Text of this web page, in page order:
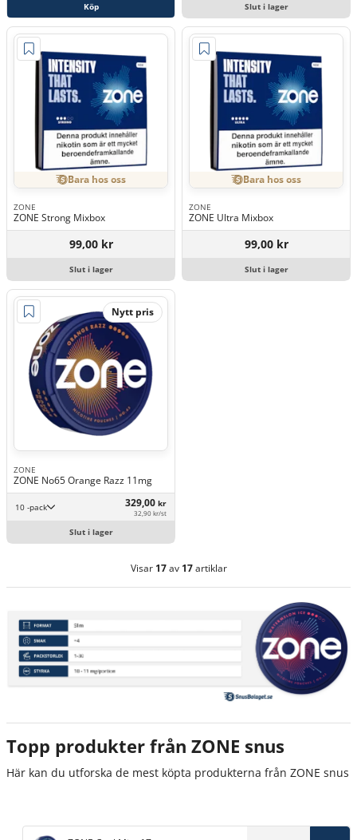
Köp Slut i lager
Bara hos oss
ZONE
ZONE Strong Mixbox
99,00 kr
Slut i lager
Bara hos oss
ZONE
ZONE Ultra Mixbox
99,00 kr
Slut i lager
Nytt pris
ZONE
ZONE No65 Orange Razz 11mg
10 -pack 329,00 kr
32,90 kr/st
Slut i lager
Visar 17av 17artiklar
Topp produkter från ZONE snus
Här kan du utforska de mest köpta produkterna från ZONE snus